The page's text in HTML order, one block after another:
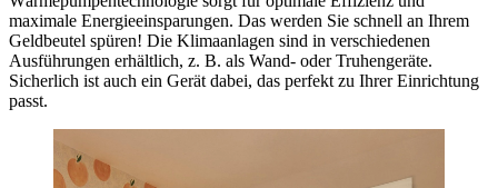
maximale Energieeinsparungen. Das werden Sie schnell an Ihrem
Geldbeutel spüren! Die Klimaanlagen sind in verschiedenen
Ausführungen erhältlich, z. B. als Wand- oder Truhengeräte.
Sicherlich ist auch ein Gerät dabei, das perfekt zu Ihrer Einrichtung
passt.